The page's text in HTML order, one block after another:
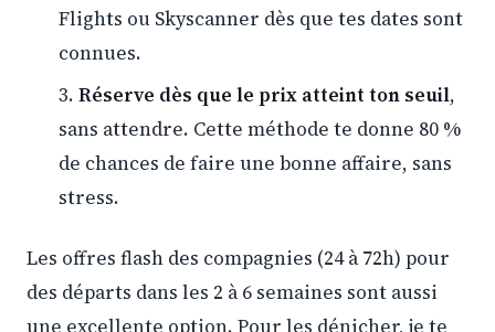
Flights ou Skyscanner dès que tes dates sont
connues.
Réserve dès que le prix atteint ton seuil,
sans attendre. Cette méthode te donne 80 %
de chances de faire une bonne affaire, sans
stress.
Les offres flash des compagnies (24 à 72h) pour
des départs dans les 2 à 6 semaines sont aussi
une excellente option. Pour les dénicher, je te